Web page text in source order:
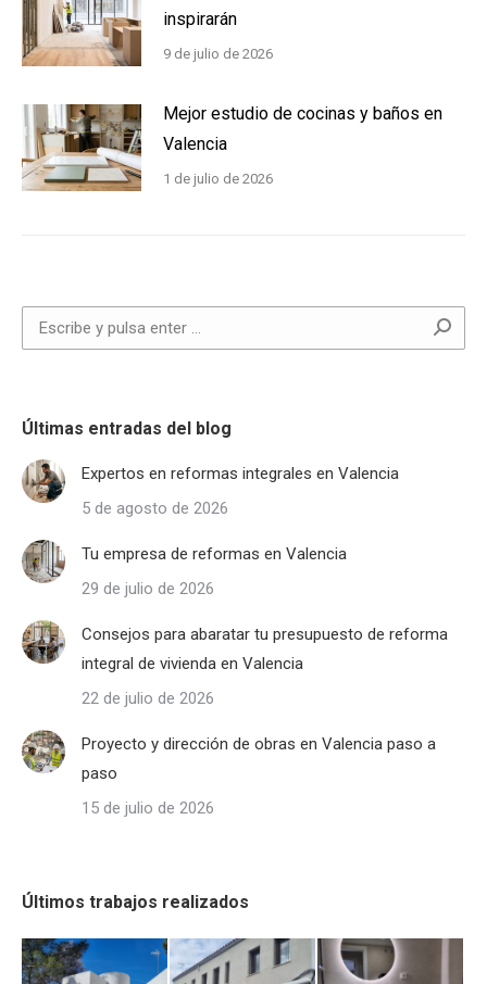
inspirarán
9 de julio de 2026
Mejor estudio de cocinas y baños en
Valencia
1 de julio de 2026
Buscar:
Últimas entradas del blog
Expertos en reformas integrales en Valencia
5 de agosto de 2026
Tu empresa de reformas en Valencia
29 de julio de 2026
Consejos para abaratar tu presupuesto de reforma
integral de vivienda en Valencia
22 de julio de 2026
Proyecto y dirección de obras en Valencia paso a
paso
15 de julio de 2026
Últimos trabajos realizados